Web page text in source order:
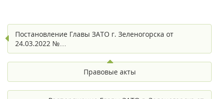
Постановление Главы ЗАТО г. Зеленогорска от
24.03.2022 №…
Правовые акты